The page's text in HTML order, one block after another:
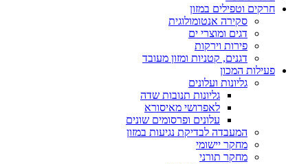
חרקים וטפילים במזון
סקירה אנטומולוגית
דגים ומוצרי ים
פירות וירקות
דגנים, קטניות ומזון מעובד
פעילות המכון
גליונות ועלונים
גליונות תנובות שדה
לאפרושי מאיסורא
עלונים ופרסומים שונים
המעבדה לבדיקת נגיעות במזון
מחקר יישומי
מחקר תורני